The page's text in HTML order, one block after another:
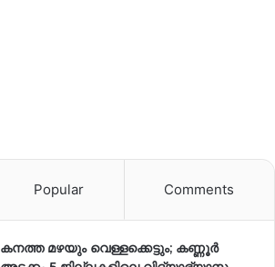
Popular Comments
കനത്ത മഴയും വെള്ളക്കെട്ടും; കണ്ണൂർ